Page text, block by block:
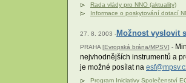
Rada vlády pro NNO (aktuality)
Informace o poskytování dotací
27. 8. 2003 -Možnost vyslovit
PRAHA [Evropská brána/MPSV] -
nejvhodnějších instrumentů a
je možné posílat na
Program Iniciativy Společenství